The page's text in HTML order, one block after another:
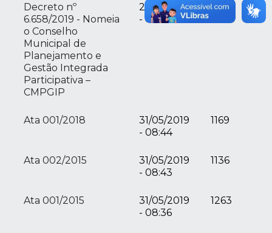
Decreto nº
6.658/2019 - Nomeia
o Conselho
Municipal de
Planejamento e
Gestão Integrada
Participativa –
CMPGIP
24/06/2019
- 10:48
1211
Ata 001/2018
31/05/2019
- 08:44
1169
Ata 002/2015
31/05/2019
- 08:43
1136
Ata 001/2015
31/05/2019
- 08:36
1263